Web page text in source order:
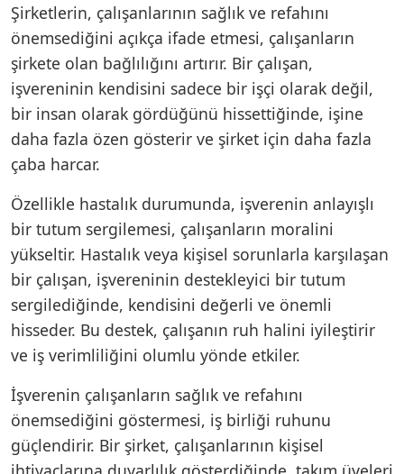
Şirketlerin, çalışanlarının sağlık ve refahını
önemsediğini açıkça ifade etmesi, çalışanların
şirkete olan bağlılığını artırır. Bir çalışan,
işvereninin kendisini sadece bir işçi olarak değil,
bir insan olarak gördüğünü hissettiğinde, işine
daha fazla özen gösterir ve şirket için daha fazla
çaba harcar.
Özellikle hastalık durumunda, işverenin anlayışlı
bir tutum sergilemesi, çalışanların moralini
yükseltir. Hastalık veya kişisel sorunlarla karşılaşan
bir çalışan, işvereninin destekleyici bir tutum
sergilediğinde, kendisini değerli ve önemli
hisseder. Bu destek, çalışanın ruh halini iyileştirir
ve iş verimliliğini olumlu yönde etkiler.
İşverenin çalışanların sağlık ve refahını
önemsediğini göstermesi, iş birliği ruhunu
güçlendirir. Bir şirket, çalışanlarının kişisel